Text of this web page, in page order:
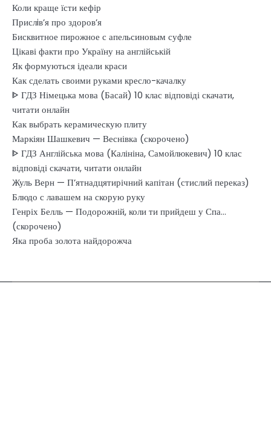
Коли краще їсти кефір
Прислiв’я про здоров’я
Бисквитное пирожное с апельсиновым суфле
Цікаві факти про Україну на англійській
Як формуються ідеали краси
Как сделать своими руками кресло-качалку
ᐈ ГДЗ Німецька мова (Басай) 10 клас відповіді скачати,
читати онлайн
Как выбрать керамическую плиту
Маркіян Шашкевич — Веснівка (скорочено)
ᐈ ГДЗ Англійська мова (Калініна, Самойлюкевич) 10 клас
відповіді скачати, читати онлайн
Жуль Верн — П’ятнадцятирічний капітан (стислий переказ)
Блюдо с лавашем на скорую руку
Генріх Белль — Подорожній, коли ти прийдеш у Спа…
(скорочено)
Яка проба золота найдорожча